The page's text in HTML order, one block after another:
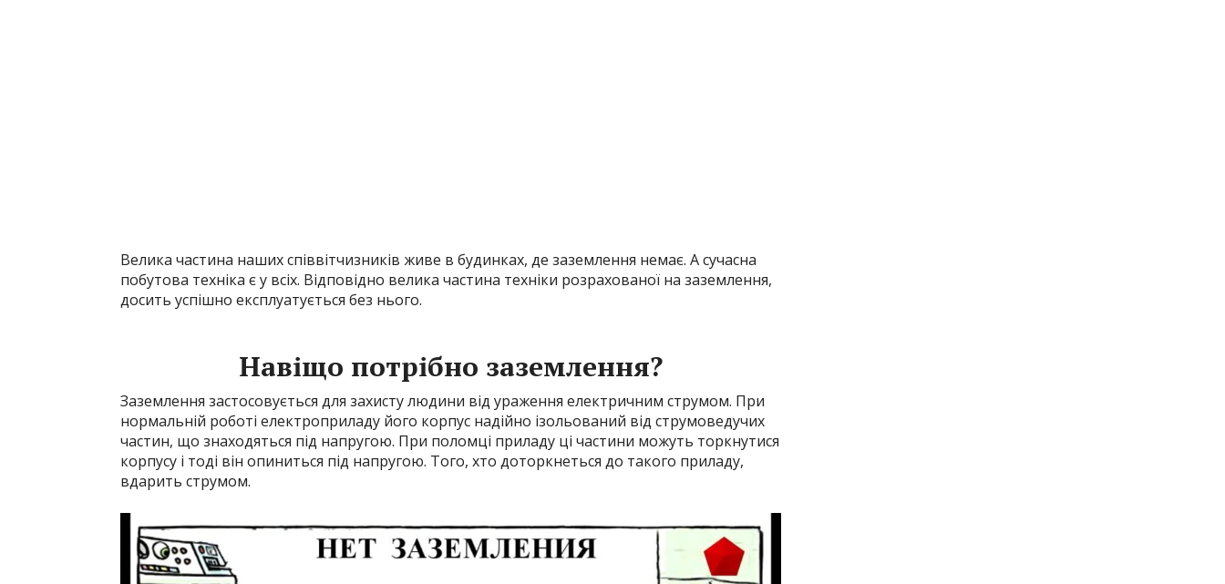
Велика частина наших співвітчизників живе в будинках, де заземлення немає. А сучасна
побутова техніка є у всіх. Відповідно велика частина техніки розрахованої на заземлення,
досить успішно експлуатується без нього.
Навіщо потрібно заземлення?
Заземлення застосовується для захисту людини від ураження електричним струмом. При
нормальній роботі електроприладу його корпус надійно ізольований від струмоведучих
частин, що знаходяться під напругою. При поломці приладу ці частини можуть торкнутися
корпусу і тоді він опиниться під напругою. Того, хто доторкнеться до такого приладу,
вдарить струмом.